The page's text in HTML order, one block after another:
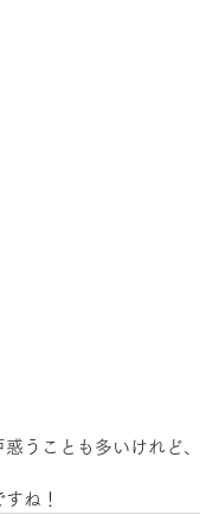
うことも多いけれど、
ね！